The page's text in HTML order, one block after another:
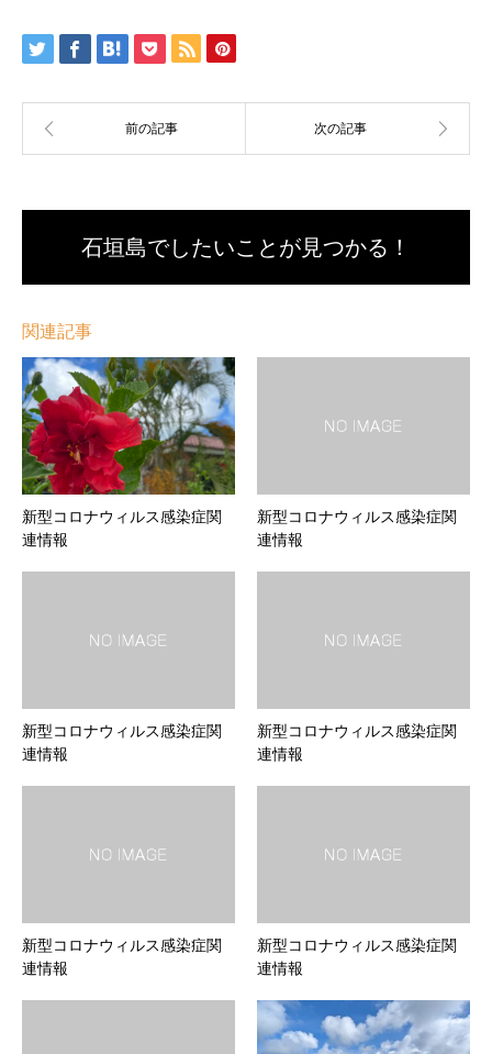
石垣島でしたいことが見つかる！
関連記事
新型コロナウィルス感染症関
連情報
新型コロナウィルス感染症関
連情報
新型コロナウィルス感染症関
連情報
新型コロナウィルス感染症関
連情報
新型コロナウィルス感染症関
連情報
新型コロナウィルス感染症関
連情報